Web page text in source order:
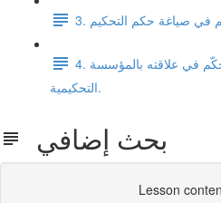
في صياغة حكم التحكيم
4. الاختبار الرابع: دور المحكّم في علاقته بالمؤسسة
التحكيمية.
بحث إضافي
Lesson